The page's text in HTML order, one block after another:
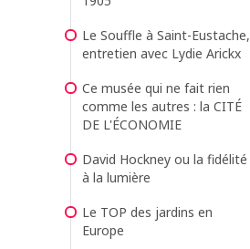
Le Souffle à Saint-Eustache,
entretien avec Lydie Arickx
Ce musée qui ne fait rien
comme les autres : la CITÉ
DE L'ÉCONOMIE
David Hockney ou la fidélité
à la lumière
Le TOP des jardins en
Europe